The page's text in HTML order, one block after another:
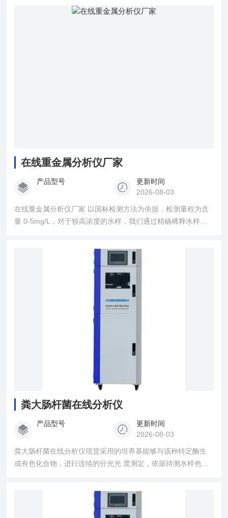
连接药剂、样品、废液管路和电源线，仪器就可以开始工
在线重金属分析仪厂家
产品型号
更新时间
2026-08-03
在线重金属分析仪厂家 以国标检测方法为依据，检测量程为含
量 0-5mg/L，对于较高浓度的水样，我们通过精确稀释水样法
合物，在特定波长下测定吸光度值，通过内置曲线公式自动计
算结果。 根据水样情况，为避免干扰离子影响分析精度，需要
向水样中添加掩蔽剂去除干扰离子。
粪大肠杆菌在线分析仪
产品型号
更新时间
2026-08-03
粪大肠杆菌在线分析仪现货采用的培养基能够与该种特定酶生
成有色化合物，进行连续的分光光 度测定，依据待测水样色度